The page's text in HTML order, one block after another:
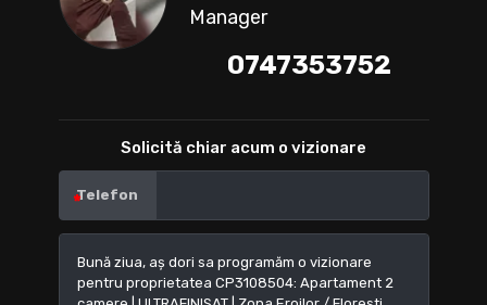
Manager
0747353752
Solicită chiar acum o vizionare
Telefon